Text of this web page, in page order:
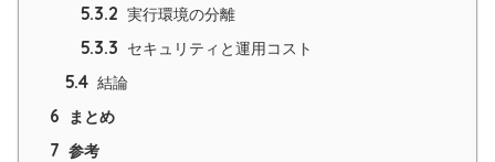
5.3.2 実行環境の分離
5.3.3 セキュリティと運用コスト
5.4 結論
6 まとめ
7 参考